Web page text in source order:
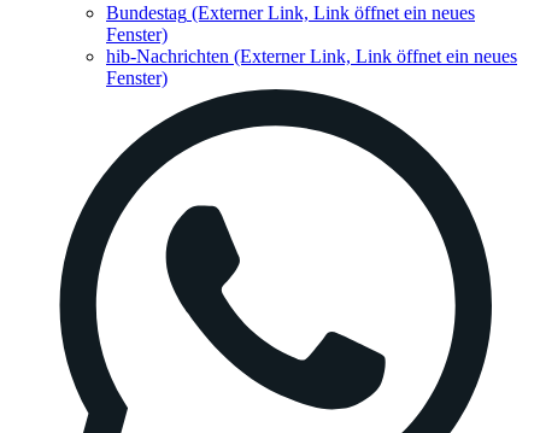
Bundestag (Externer Link, Link öffnet ein neues
Fenster)
hib-Nachrichten (Externer Link, Link öffnet ein neues
Fenster)